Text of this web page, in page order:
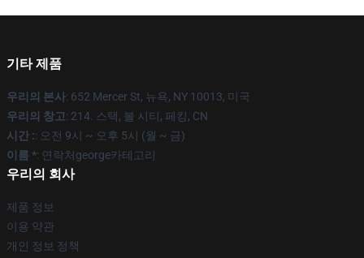
기타 제품
우리의 본사: 652 Mercer St, 뉴욕, NY 10013, 미국
우리의 창고: 214. 스택, 볼 시티, 페킹, CN
시간 :: 오전 9시 ~ 오후 5시 (월 ~ 금)
이름 *: 연락처george카테고리
우리의 회사
제품 정보
이용 약관
개인 정보 정책